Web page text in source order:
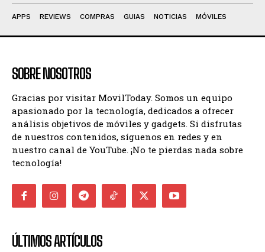
APPS REVIEWS COMPRAS GUIAS NOTICIAS MÓVILES
SOBRE NOSOTROS
Gracias por visitar MovilToday. Somos un equipo
apasionado por la tecnología, dedicados a ofrecer
análisis objetivos de móviles y gadgets. Si disfrutas
de nuestros contenidos, síguenos en redes y en
nuestro canal de YouTube. ¡No te pierdas nada sobre
tecnología!
ÚLTIMOS ARTÍCULOS